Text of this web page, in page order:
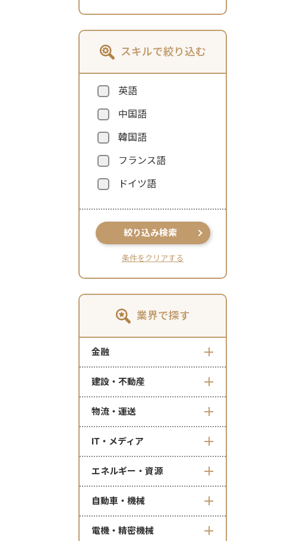
スキルで絞り込む
英語
中国語
韓国語
フランス語
ドイツ語
絞り込み検索
条件をクリアする
業界で探す
金融
建設・不動産
物流・運送
IT・メディア
エネルギー・資源
自動車・機械
電機・精密機械